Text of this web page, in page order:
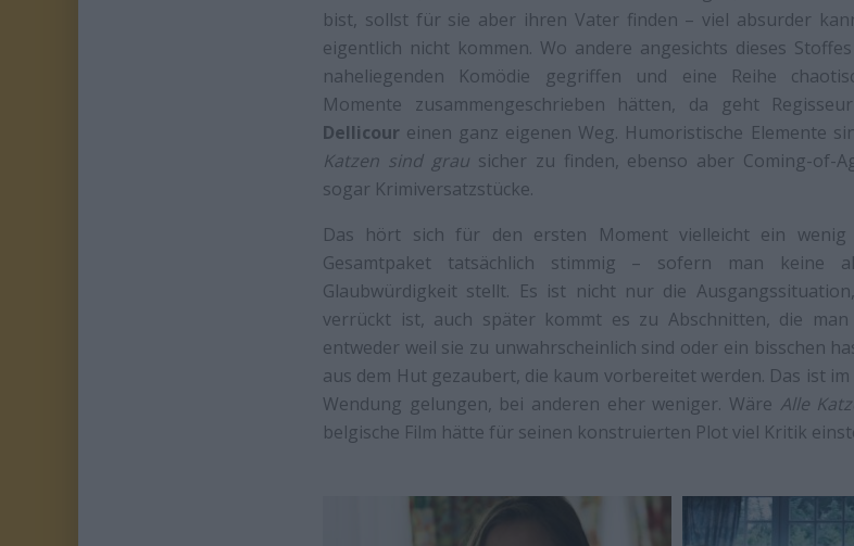
bist, sollst für sie aber ihren Vater finden – viel absurder
eigentlich nicht kommen. Wo andere angesichts dieses
naheliegenden Komödie gegriffen und eine Reihe
Momente zusammengeschrieben hätten, da geht
Dellicour einen ganz eigenen Weg. Humoristische Elemente
Katzen sind grausicher zu finden, ebenso aber Coming-of-
sogar Krimiversatzstücke.
Das hört sich für den ersten Moment vielleicht ein
Gesamtpaket tatsächlich stimmig – sofern man keine
Glaubwürdigkeit stellt. Es ist nicht nur die
verrückt ist, auch später kommt es zu Abschnitten, die
entweder weil sie zu unwahrscheinlich sind oder ein bisschen
aus dem Hut gezaubert, die kaum vorbereitet werden. Das ist
Wendung gelungen, bei anderen eher weniger. Wäre Alle
belgische Film hätte für seinen konstruierten Plot viel Kritik